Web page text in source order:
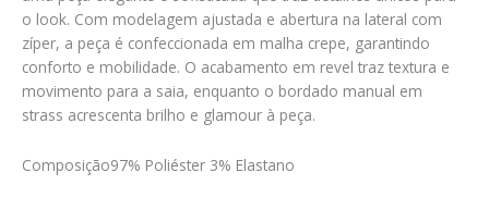
o look. Com modelagem ajustada e abertura na lateral com
zíper, a peça é confeccionada em malha crepe, garantindo
conforto e mobilidade. O acabamento em revel traz textura e
movimento para a saia, enquanto o bordado manual em
strass acrescenta brilho e glamour à peça.
Composição97% Poliéster 3% Elastano